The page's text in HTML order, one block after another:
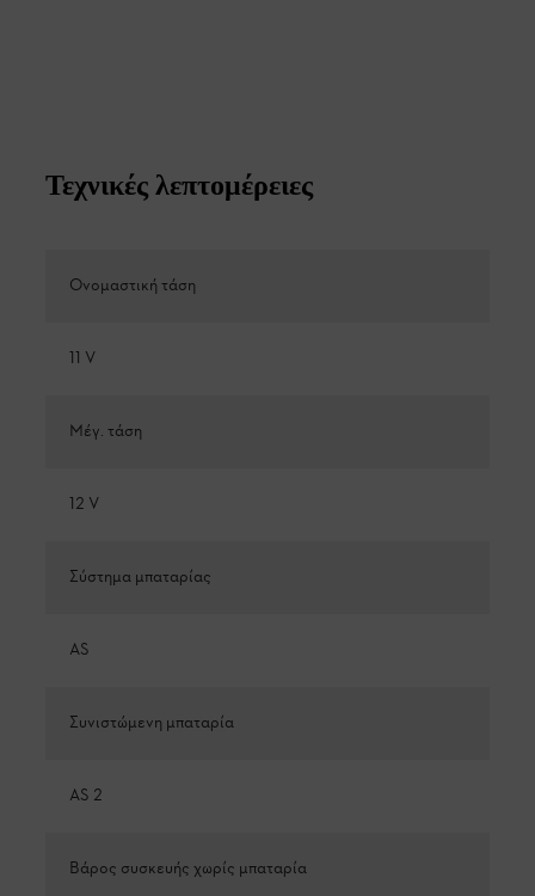
Τεχνικές λεπτομέρειες
Ονομαστική τάση
11 V
Μέγ. τάση
12 V
Σύστημα μπαταρίας
AS
Συνιστώμενη μπαταρία
AS 2
Βάρος συσκευής χωρίς μπαταρία